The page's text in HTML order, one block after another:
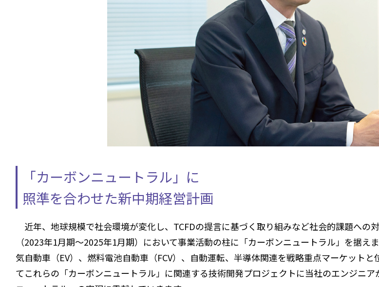
「カーボンニュートラル」に
照準を合わせた新中期経営計画
近年、地球規模で社会環境が変化し、TCFDの提言に基づく取り組みなど社会的課題への
（2023年1月期～2025年1月期）において事業活動の柱に「カーボンニュートラル」を据
気自動車（EV）、燃料電池自動車（FCV）、自動運転、半導体関連を戦略重点マーケット
てこれらの「カーボンニュートラル」に関連する技術開発プロジェクトに当社のエンジニ